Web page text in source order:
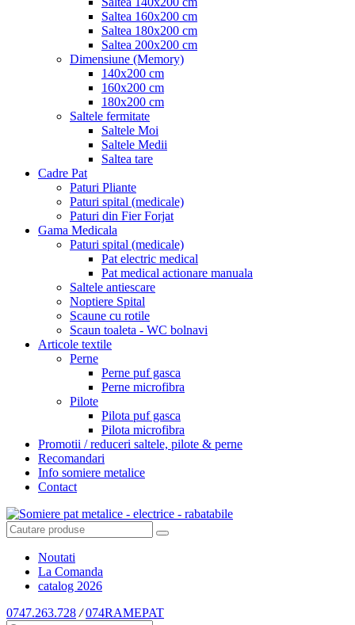
Saltea 160x200 cm
Saltea 180x200 cm
Saltea 200x200 cm
Dimensiune (Memory)
140x200 cm
160x200 cm
180x200 cm
Saltele fermitate
Saltele Moi
Saltele Medii
Saltea tare
Cadre Pat
Paturi Pliante
Paturi spital (medicale)
Paturi din Fier Forjat
Gama Medicala
Paturi spital (medicale)
Pat electric medical
Pat medical actionare manuala
Saltele antiescare
Noptiere Spital
Scaune cu rotile
Scaun toaleta - WC bolnavi
Articole textile
Perne
Perne puf gasca
Perne microfibra
Pilote
Pilota puf gasca
Pilota microfibra
Promotii / reduceri saltele, pilote & perne
Recomandari
Info somiere metalice
Contact
Noutati
La Comanda
catalog 2026
0747.263.728 / 074RAMEPAT